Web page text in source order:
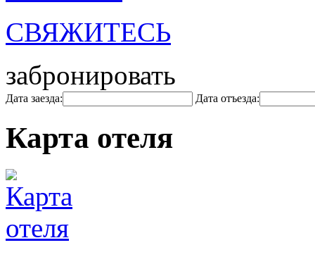
СВЯЖИТЕСЬ
забронировать
Дата заезда: Дата отъезда:
Карта отеля